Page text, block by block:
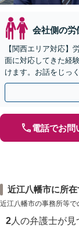
会社側の労
【関西エリア対応】
面に対応してきた経
けます。お話をじっ
ください【夜間・休
電話でお問
近江八幡市に所
近江八幡市の事務所等で
2 人の弁護士が